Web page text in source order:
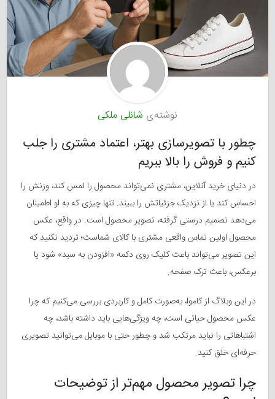
نوشته‌ی شانلی ملکی
چطور با تصویرسازی بهتر، اعتماد مشتری را جلب
کنیم و فروش را بالا ببریم
در دنیای خرید آنلاین، مشتری نمی‌تواند محصول را لمس کند، وزنش را
احساس کند یا از نزدیک جزئیاتش را ببیند. تنها چیزی که به او اطمینان
می‌دهد تصمیم درستی گرفته، تصویر محصول است. در واقع، عکس
محصول اولین تماس واقعی مشتری با کالای شماست؛ تردید نکنید که
این تصویر می‌تواند باعث کلیک روی دکمه «افزودن به سبد» شود یا
برعکس، باعث ترک صفحه.
در این وبلاگ از کاموا، به‌صورت کامل و کاربردی بررسی می‌کنیم که چرا
عکس محصول حیاتی است، چه ویژگی‌هایی باید داشته باشد، چه
اشتباهاتی را نباید مرتکب شد و چطور حتی با موبایل می‌توانید تصویری
حرفه‌ای خلق کنید.
چرا تصویر محصول مهم‌تر از توضیحات